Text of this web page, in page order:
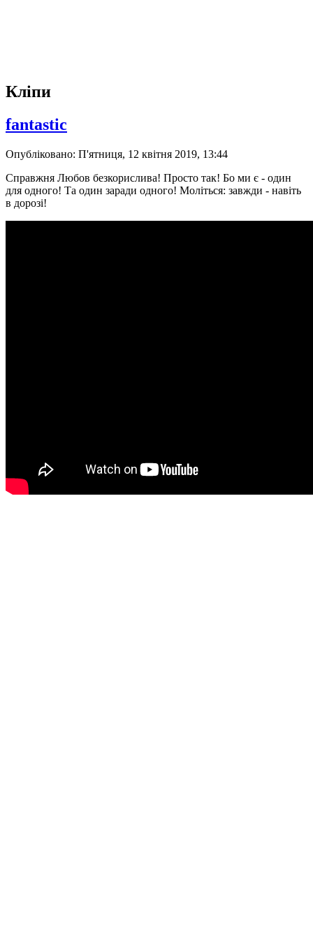
Кліпи
fantastic
Опубліковано: П'ятниця, 12 квітня 2019, 13:44
Справжня Любов безкорислива! Просто так! Бо ми є - один
для одного! Та один заради одного! Моліться: завжди - навіть
в дорозі!